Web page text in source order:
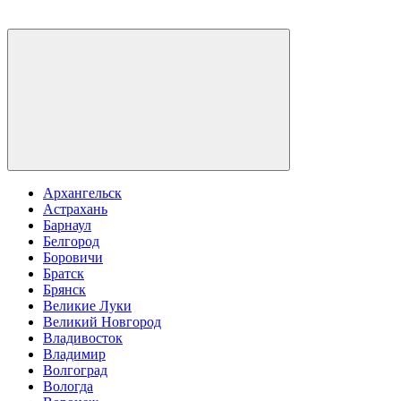
Архангельск
Астрахань
Барнаул
Белгород
Боровичи
Братск
Брянск
Великие Луки
Великий Новгород
Владивосток
Владимир
Волгоград
Вологда